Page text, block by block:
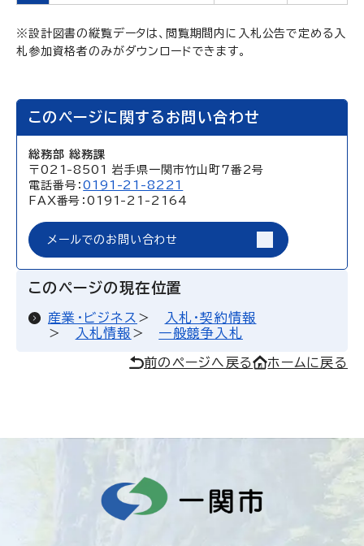
※設計図書の縦覧データは、閲覧期間内に入札公告で定める入
札参加資格者のみがダウンロードできます。
このページに関するお問い合わせ
総務部 総務課
〒021-8501 岩手県一関市竹山町7番2号
電話番号：0191-21-8221
FAX番号：0191-21-2164
メールでのお問い合わせ
このページの現在位置
産業・ビジネス
入札・契約情報
入札情報
一般競争入札
前のページへ戻る ホームに戻る